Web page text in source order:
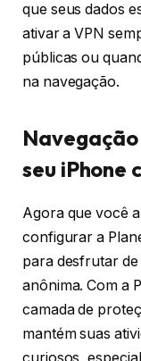
que seus dados
ativar a VPN
públicas ou
na navegação.
seu iPhone
Agora que você
configurar a
para desfrutar
anônima. Com a
camada de
mantém suas